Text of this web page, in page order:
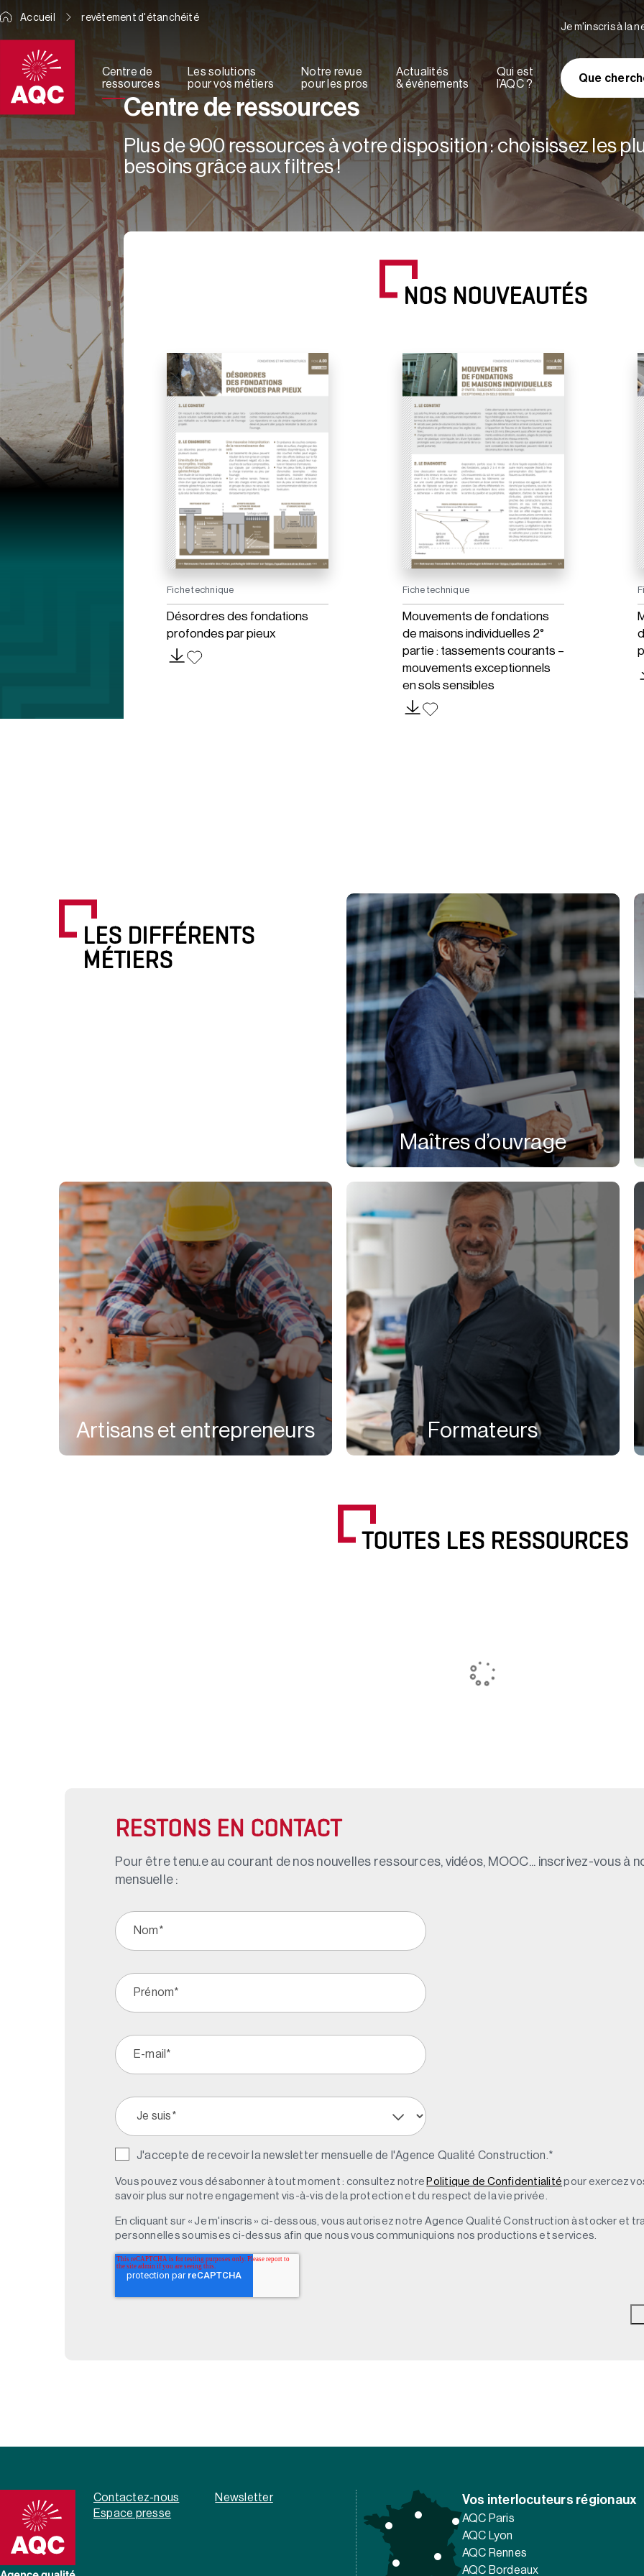
Centre de
ressources
Les solutions
pour vos métiers
Notre revue
pour les pros
Actualités
& évènements
Qui est
l’AQC ?
Je m'inscris à la
Que
Accueil revêtement d'étanchéité
Centre de ressources
Plus de 900 ressources à votre disposition : choisissez les
besoins grâce aux filtres !
NOS NOUVEAUTÉS
Fiche technique
Désordres des fondations
profondes par pieux
Fiche technique
Mouvements de fondations
de maisons individuelles 2°
partie : tassements courants –
mouvements exceptionnels
en sols sensibles
LES DIFFÉRENTS
MÉTIERS
Maîtres d’ouvrage
Artisans et entrepreneurs Formateurs
TOUTES LES RESSOURCES
RESTONS EN CONTACT
Pour être tenu.e au courant de nos nouvelles ressources, vidéos, MOOC... inscrivez-vous à
mensuelle :
J'accepte de recevoir la newsletter mensuelle de l'Agence Qualité Construction.*
Vous pouvez vous désabonner à tout moment : consultez notre Politique de Confidentialité pour exercez
savoir plus sur notre engagement vis-à-vis de la protection et du respect de la vie privée.
En cliquant sur « Je m'inscris » ci-dessous, vous autorisez notre Agence Qualité Construction à stocker et
personnelles soumises ci-dessus afin que nous vous communiquions nos productions et services.
Contactez-nous
Newsletter
Espace presse
Vos interlocuteurs régionaux
AQC Paris
AQC Lyon
AQC Rennes
AQC Bordeaux